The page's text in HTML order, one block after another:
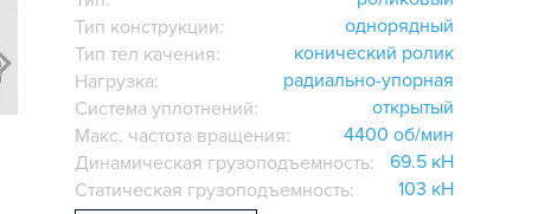
Тип конструкции:
однорядный
Тип тел качения:
конический ролик
Нагрузка:
радиально-упорная
Система уплотнений:
открытый
Макс. частота вращения:
4400 об/мин
Динамическая грузоподъемность:
69.5 кН
Статическая грузоподъемность:
103 кН